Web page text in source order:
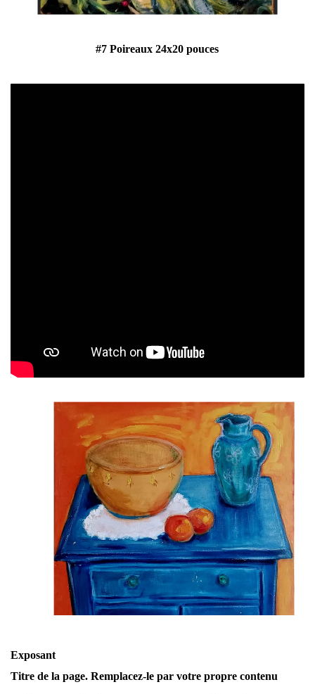
#7 Poireaux 24x20 pouces
Exposant
Titre de la page. Remplacez-le par votre propre contenu